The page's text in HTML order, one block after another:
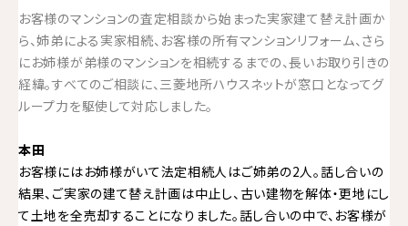
お客様のマンションの査定相談から始まった実家建て替え計画か
ら、姉弟による実家相続、お客様の所有マンションリフォーム、さら
にお姉様が弟様のマンションを相続するまでの、長いお取り引きの
経緯。すべてのご相談に、三菱地所ハウスネットが窓口となってグ
ループ力を駆使して対応しました。
本田
お客様にはお姉様がいて法定相続人はご姉弟の2人。話し合いの
結果、ご実家の建て替え計画は中止し、古い建物を解体・更地にし
て土地を全売却することになりました。話し合いの中で、お客様が